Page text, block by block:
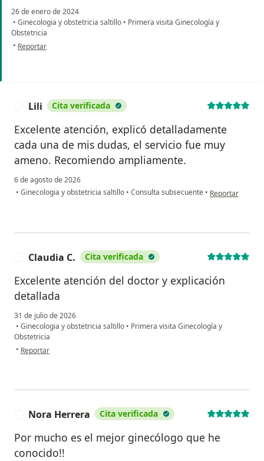
26 de enero de 2024
• Ginecologia y obstetricia saltillo • Primera visita Ginecología y
Obstetricia
• en opinión del usuario Meli Nuñez
Reportar
Lili Cita verificada
Excelente atención, explicó detalladamente
cada una de mis dudas, el servicio fue muy
ameno. Recomiendo ampliamente.
6 de agosto de 2026
• Ginecologia y obstetricia saltillo • Consulta subsecuente • en opinión del
Reportar
Claudia C. Cita verificada
Excelente atención del doctor y explicación
detallada
31 de julio de 2026
• Ginecologia y obstetricia saltillo • Primera visita Ginecología y
Obstetricia
• en opinión del usuario Claudia C.
Reportar
Nora Herrera Cita verificada
Por mucho es el mejor ginecólogo que he
conocido!!